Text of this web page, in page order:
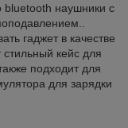
bluetooth наушники с
гаджет в качестве
кейс для
подходит для
для зарядки